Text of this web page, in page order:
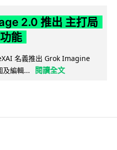
2.0 推出 主打局
能
名義推出 Grok Imagine
編輯...
閱讀全文